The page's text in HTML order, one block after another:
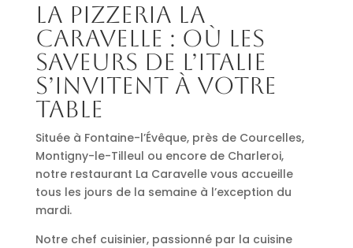
La pizzeria La
Caravelle : où les
saveurs de l’Italie
s’invitent à votre
table
Située à Fontaine-l’Évêque, près de Courcelles,
Montigny-le-Tilleul ou encore de Charleroi,
notre restaurant La Caravelle vous accueille
tous les jours de la semaine à l’exception du
mardi.
Notre chef cuisinier, passionné par la cuisine